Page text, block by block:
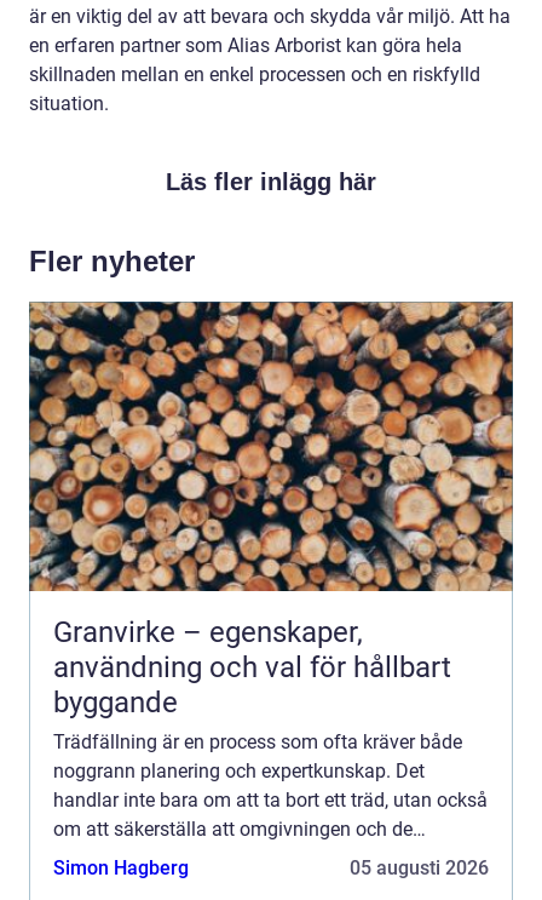
är en viktig del av att bevara och skydda vår miljö. Att ha
en erfaren partner som Alias Arborist kan göra hela
skillnaden mellan en enkel processen och en riskfylld
situation.
Läs fler inlägg här
Fler nyheter
Granvirke – egenskaper,
användning och val för hållbart
byggande
Trädfällning är en process som ofta kräver både
noggrann planering och expertkunskap. Det
handlar inte bara om att ta bort ett träd, utan också
om att säkerställa att omgivningen och de
människor so...
Simon Hagberg 05 augusti 2026